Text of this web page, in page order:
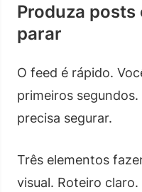
Produza posts
parar
O feed é rápido.
primeiros
precisa segurar.
Três elementos
visual. Roteiro